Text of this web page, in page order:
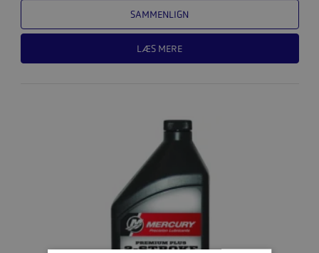
SAMMENLIGN
LÆS MERE